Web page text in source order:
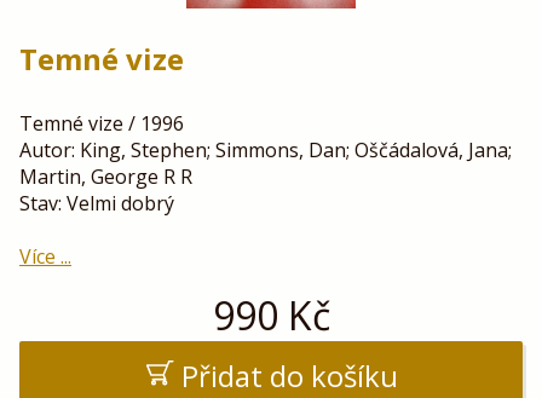
Temné vize
Temné vize / 1996
Autor: King, Stephen; Simmons, Dan; Oščádalová, Jana;
Martin, George R R
Stav: Velmi dobrý
Více ...
990 Kč
Přidat do košíku